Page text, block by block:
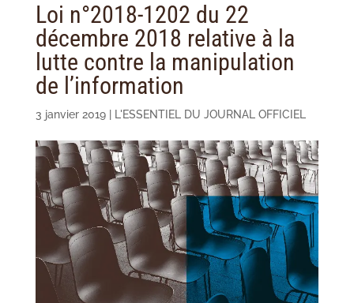
Loi n°2018-1202 du 22
décembre 2018 relative à la
lutte contre la manipulation
de l’information
3 janvier 2019| L'ESSENTIEL DU JOURNAL OFFICIEL